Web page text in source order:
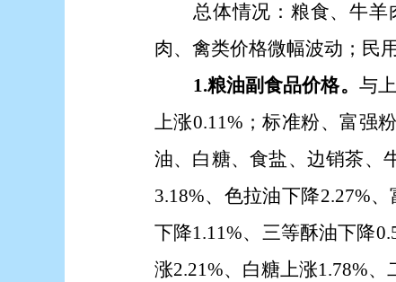
总体情况： 粮食、牛羊
肉、禽类价格微幅波动；民
1.粮油副食品价格。 与
上涨0.11%；标准粉、富强
油、白糖、食盐、边销茶、
3.18%、色拉油下降2.27%
下降1.11%、三等酥油下降
涨2.21%、白糖上涨1.78%、